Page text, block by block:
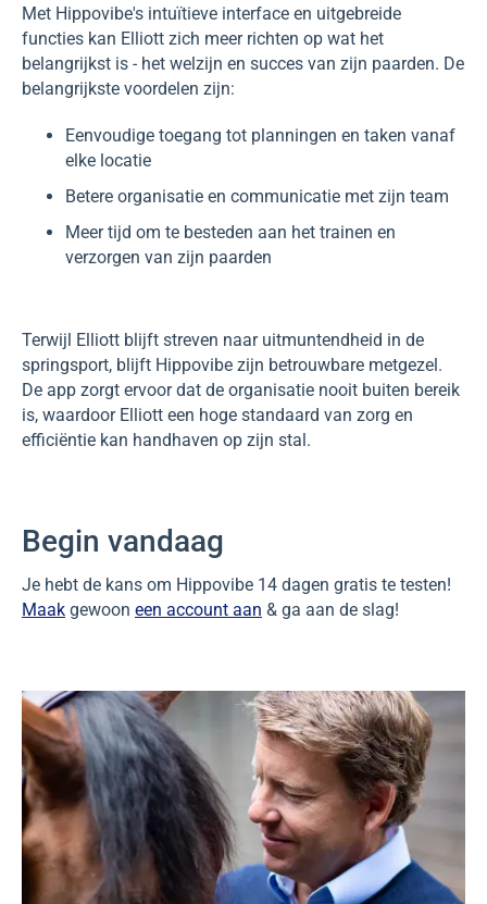
Met Hippovibe's intuïtieve interface en uitgebreide
functies kan Elliott zich meer richten op wat het
belangrijkst is - het welzijn en succes van zijn paarden. De
belangrijkste voordelen zijn:
Eenvoudige toegang tot planningen en taken vanaf
elke locatie
Betere organisatie en communicatie met zijn team
Meer tijd om te besteden aan het trainen en
verzorgen van zijn paarden
Terwijl Elliott blijft streven naar uitmuntendheid in de
springsport, blijft Hippovibe zijn betrouwbare metgezel.
De app zorgt ervoor dat de organisatie nooit buiten bereik
is, waardoor Elliott een hoge standaard van zorg en
efficiëntie kan handhaven op zijn stal.
Begin vandaag
Je hebt de kans om Hippovibe 14 dagen gratis te testen!
Maak gewoon een account aan & ga aan de slag!